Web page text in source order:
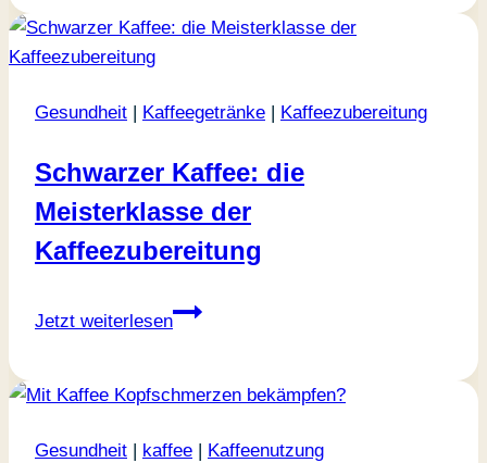
Anbaugebiete
Einzigartigkeit
Gesundheit Kaffeegetränke Kaffeezubereitung
Schwarzer Kaffee: die
Meisterklasse der
Kaffeezubereitung
Jetzt weiterlesen
Schwarzer
Meisterklasse
Kaffeezubereitung
Gesundheit kaffee Kaffeenutzung